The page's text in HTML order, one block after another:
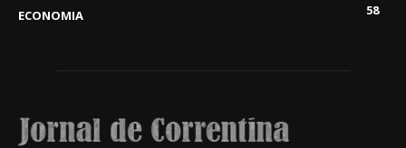
ECONOMIA
58